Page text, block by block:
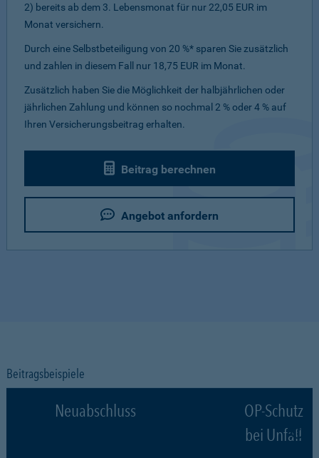
2) bereits ab dem 3. Lebensmonat für nur 22,05 EUR im
Monat versichern.
Durch eine Selbstbeteiligung von 20 %* sparen Sie zusätzlich
und zahlen in diesem Fall nur 18,75 EUR im Monat.
Zusätzlich haben Sie die Möglichkeit der halbjährlichen oder
jährlichen Zahlung und können so nochmal 2 % oder 4 % auf
Ihren Versicherungsbeitrag erhalten.
Beitrag berechnen
Angebot anfordern
Beitragsbeispiele
Neuabschluss
OP-Schutz
bei Unfall